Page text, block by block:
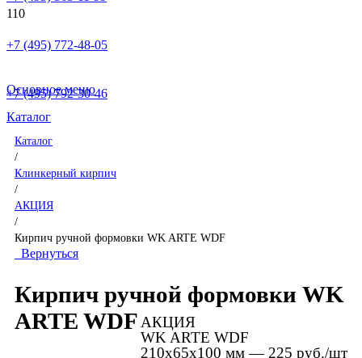
+7 (495) 772-48-05
+7 (495) 792-30-46
Основное меню
Каталог
Каталог
/
Клинкерный кирпич
/
АКЦИЯ
/
Кирпич ручной формовки WK ARTE WDF
Вернуться
Кирпич ручной формовки WK
ARTE WDF АКЦИЯ
WK ARTE WDF
210х65х100 мм — 225 руб./шт